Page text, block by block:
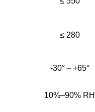
≤ 280
-30°～+65°
10%–90% RH